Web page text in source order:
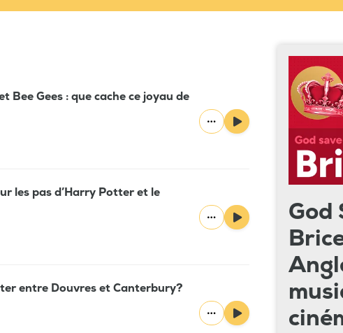
Bee Gees : que cache ce joyau de
les pas d’Harry Potter et le
entre Douvres et Canterbury?
God